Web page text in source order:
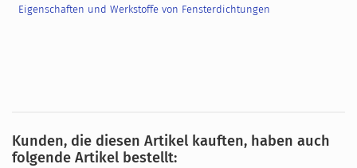
Eigenschaften und Werkstoffe von Fensterdichtungen
Kunden, die diesen Artikel kauften, haben auch
folgende Artikel bestellt: